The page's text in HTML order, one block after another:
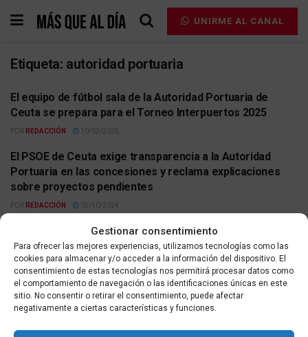
Gestionar consentimiento
Para ofrecer las mejores experiencias, utilizamos tecnologías como las
cookies para almacenar y/o acceder a la información del dispositivo. El
consentimiento de estas tecnologías nos permitirá procesar datos como
el comportamiento de navegación o las identificaciones únicas en este
sitio. No consentir o retirar el consentimiento, puede afectar
negativamente a ciertas características y funciones.
UNIRME AL CANAL
Etiqueta: autoridad portuaria
ACTUALIDAD
El equipo de fútbol sala de la Autoridad Portuaria de
Ceuta se prepara para el Torneo Interpuertos 2025
POR REDACCIÓN 10/02/2025
ACTUALIDAD
El PSOE de Ceuta exige transparencia a la Autoridad
Portuaria en las concesiones y reclama explicaciones
sobre proyectos pendientes
POR REDACCIÓN 02/10/2024
Las empresas portuarias de Ceuta y La Autoridad
Portuaria fortalecen relaciones comerciales en
«Posidonia 2024»
POR REDACCIÓN 06/06/2024